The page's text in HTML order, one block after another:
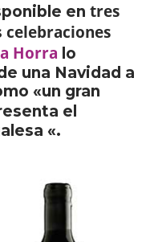
en tres
celebraciones
Horra lo
una Navidad a
«un gran
el
«.